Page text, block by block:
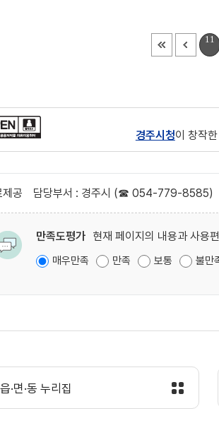
11
경주시청이 창작한
제공 담당부서 : 경주시 (☎ 054-779-8585)
만족도평가 현재 페이지의 내용과 사용
매우만족 만족 보통 불만
읍·면·동 누리집